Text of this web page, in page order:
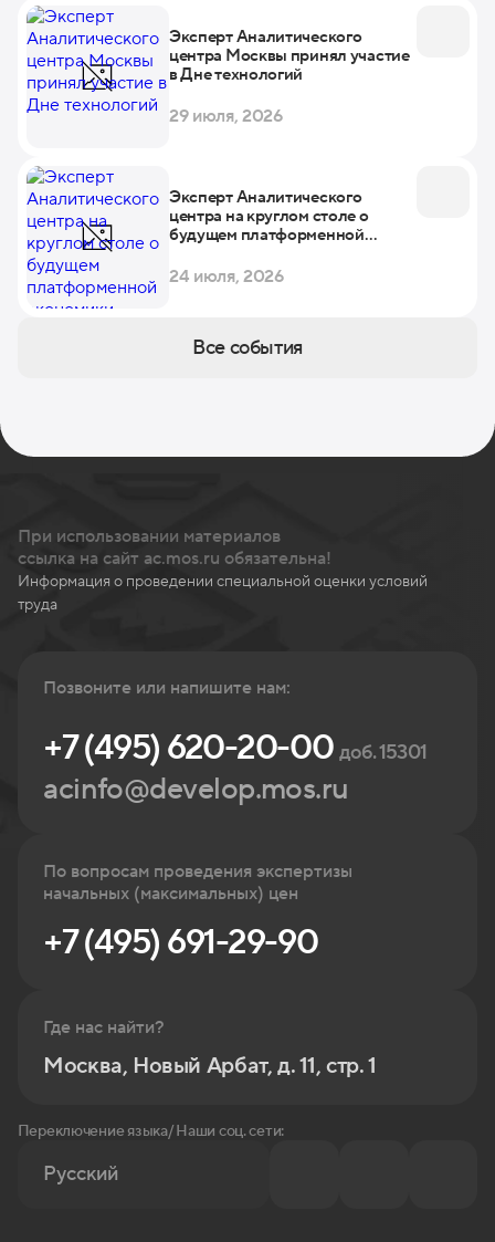
Эксперт Аналитического
центра Москвы принял участие
в Дне технологий
29 июля, 2026
Эксперт Аналитического
центра на круглом столе о
будущем платформенной
24 июля, 2026
Все события
При использовании материалов
ссылка на сайт ac.mos.ru обязательна!
Информация о проведении специальной оценки условий
труда
Позвоните или напишите нам:
+7 (495) 620-20-00доб. 15301
acinfo@develop.mos.ru
По вопросам проведения экспертизы
начальных (максимальных) цен
+7 (495) 691-29-90
Где нас найти?
Москва, Новый Арбат, д. 11, стр. 1
Переключение языка/ Наши соц. сети:
Русский